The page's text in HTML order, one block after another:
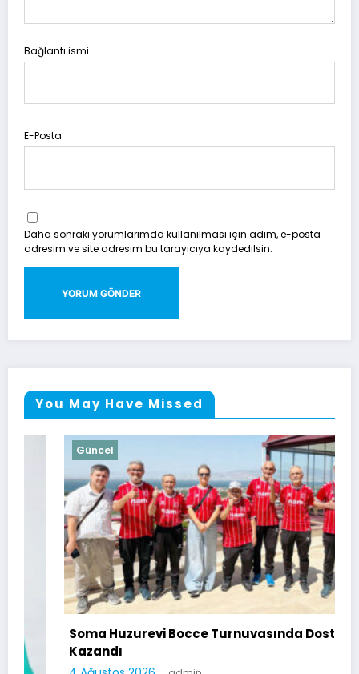
Bağlantı ismi
E-Posta
Daha sonraki yorumlarımda kullanılması için adım, e-posta
adresim ve site adresim bu tarayıcıya kaydedilsin.
You May Have Missed
Soma Huzurevi Bocce Turnuvasında Dostluk
Kazandı